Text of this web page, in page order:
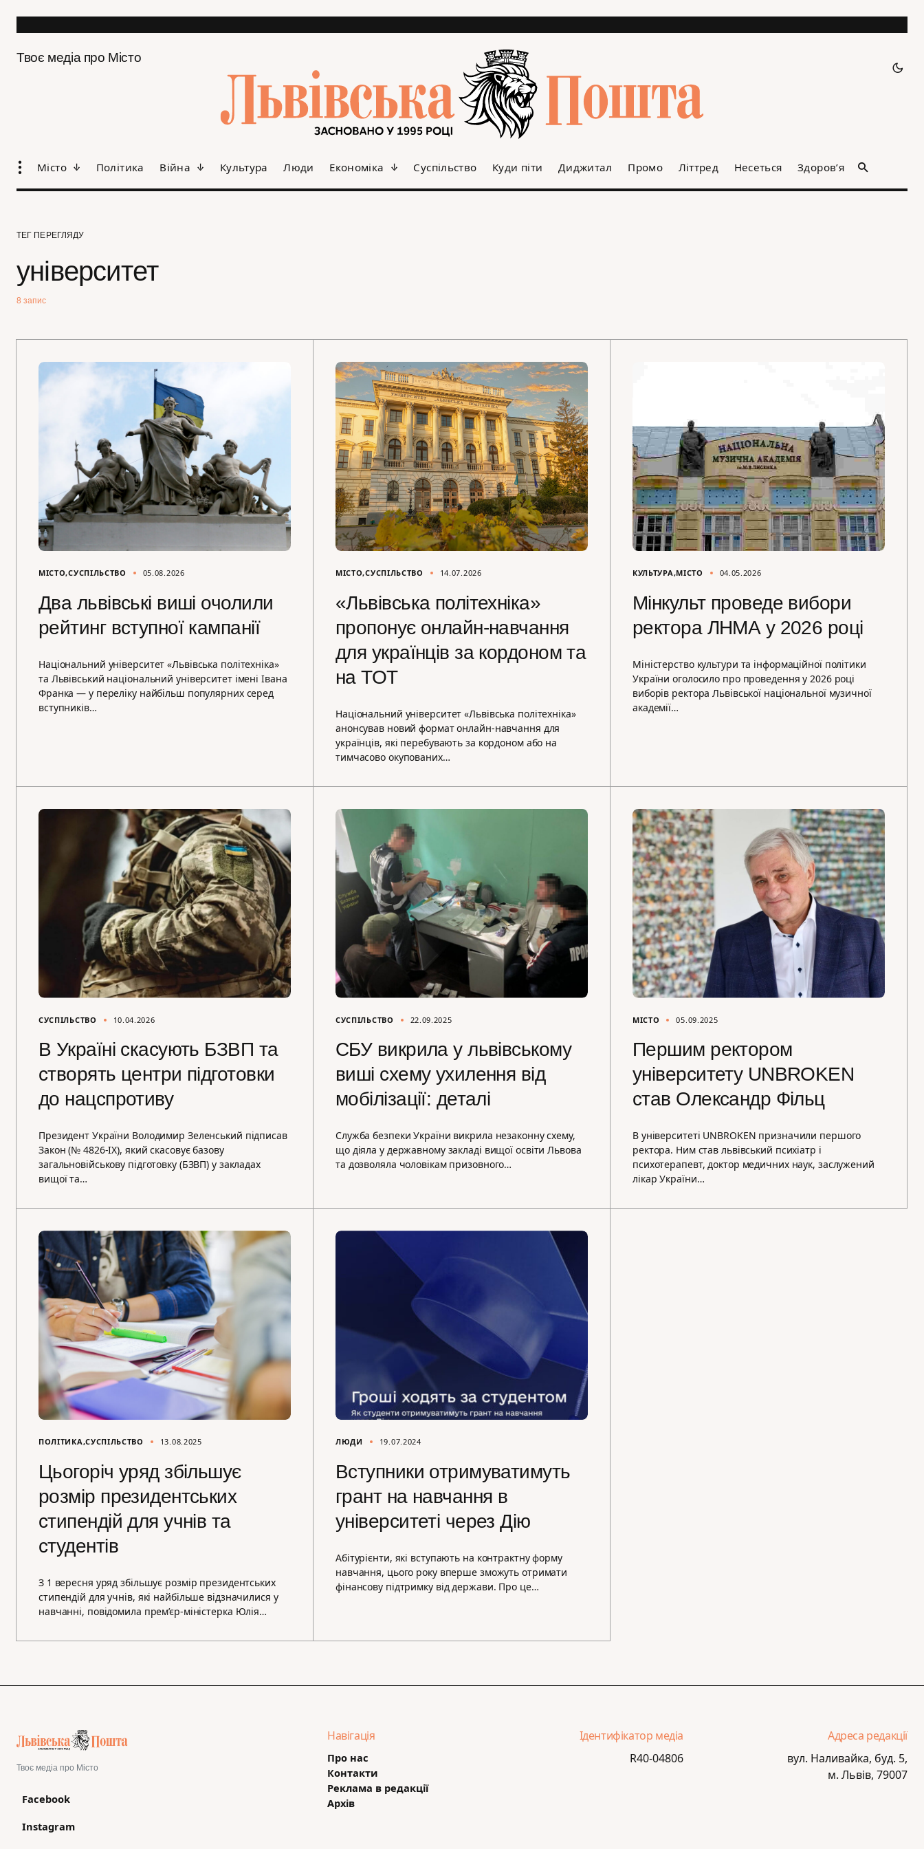
Твоє медіа про Місто
Місто Політика Війна Культура Люди Економіка Суспільство Куди піти Диджитал Промо Літтред Несеться Здоров’я
ТЕГ ПЕРЕГЛЯДУ
університет
8 запис
МІСТО СУСПІЛЬСТВО 05.08.2026
Два львівські виші очолили
рейтинг вступної кампанії
Національний університет «Львівська політехніка»
та Львівський національний університет імені Івана
Франка — у переліку найбільш популярних серед
вступників…
МІСТО СУСПІЛЬСТВО 14.07.2026
«Львівська політехніка»
пропонує онлайн-навчання
для українців за кордоном та
на ТОТ
Національний університет «Львівська політехніка»
анонсував новий формат онлайн-навчання для
українців, які перебувають за кордоном або на
тимчасово окупованих…
КУЛЬТУРА МІСТО 04.05.2026
Мінкульт проведе вибори
ректора ЛНМА у 2026 році
Міністерство культури та інформаційної політики
України оголосило про проведення у 2026 році
виборів ректора Львівської національної музичної
академії…
СУСПІЛЬСТВО 10.04.2026
В Україні скасують БЗВП та
створять центри підготовки
до нацспротиву
Президент України Володимир Зеленський підписав
Закон (№ 4826-ІХ), який скасовує базову
загальновійськову підготовку (БЗВП) у закладах
вищої та…
СУСПІЛЬСТВО 22.09.2025
СБУ викрила у львівському
виші схему ухилення від
мобілізації: деталі
Служба безпеки України викрила незаконну схему,
що діяла у державному закладі вищої освіти Львова
та дозволяла чоловікам призовного…
МІСТО 05.09.2025
Першим ректором
університету UNBROKEN
став Олександр Фільц
В університеті UNBROKEN призначили першого
ректора. Ним став львівський психіатр і
психотерапевт, доктор медичних наук, заслужений
лікар України…
ПОЛІТИКА СУСПІЛЬСТВО 13.08.2025
Цьогоріч уряд збільшує
розмір президентських
стипендій для учнів та
студентів
З 1 вересня уряд збільшує розмір президентських
стипендій для учнів, які найбільше відзначилися у
навчанні, повідомила прем’єр-міністерка Юлія…
ЛЮДИ 19.07.2024
Вступники отримуватимуть
грант на навчання в
університеті через Дію
Абітурієнти, які вступають на контрактну форму
навчання, цього року вперше зможуть отримати
фінансову підтримку від держави. Про це…
Твоє медіа про Місто
Facebook
Instagram
Навігація
Про нас
Контакти
Реклама в редакції
Архів
Ідентифікатор медіа
R40-04806
Адреса редакції
вул. Наливайка, буд. 5,
м. Львів, 79007